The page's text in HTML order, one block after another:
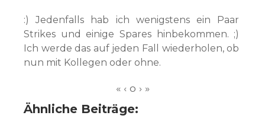
:) Jedenfalls hab ich wenigstens ein Paar
Strikes und einige Spares hinbekommen. ;)
Ich werde das auf jeden Fall wiederholen, ob
nun mit Kollegen oder ohne.
Ähnliche Beiträge: